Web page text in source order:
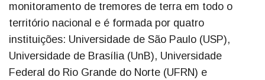
monitoramento de tremores de terra em todo o
território nacional e é formada por quatro
instituições: Universidade de São Paulo (USP),
Universidade de Brasília (UnB), Universidade
Federal do Rio Grande do Norte (UFRN) e